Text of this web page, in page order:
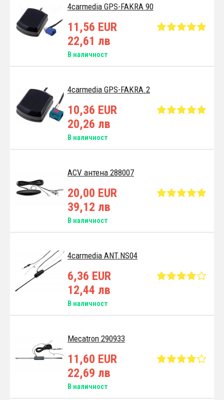
4carmedia GPS-FAKRA 90
11,56 EUR
22,61 лв
В наличност
4carmedia GPS-FAKRA.2
10,36 EUR
20,26 лв
В наличност
ACV антена 288007
20,00 EUR
39,12 лв
В наличност
4carmedia ANT.NS04
6,36 EUR
12,44 лв
В наличност
Mecatron 290933
11,60 EUR
22,69 лв
В наличност